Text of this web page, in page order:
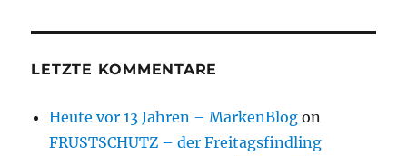
LETZTE KOMMENTARE
Heute vor 13 Jahren – MarkenBlog on
FRUSTSCHUTZ – der Freitagsfindling